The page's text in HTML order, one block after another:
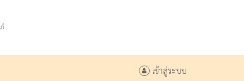
เข้าสู่ระบบ